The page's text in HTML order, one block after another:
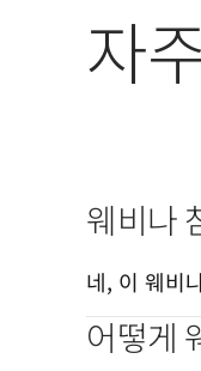
자
웨비나
네, 이 웨비
어떻게